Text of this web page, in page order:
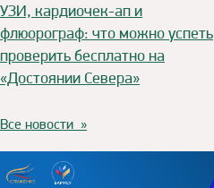
УЗИ, кардиочек-ап и
флюорограф: что можно успеть
проверить бесплатно на
«Достоянии Севера»
Все новости »